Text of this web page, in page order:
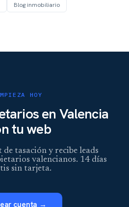
Blog inmobiliario
HOY
en Valencia
tu web
tasación y recibe leads
valencianos. 14 días
sin tarjeta.
cuenta →